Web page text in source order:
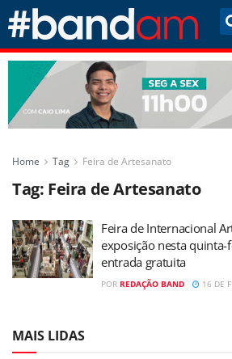
Home Tag Feira de Artesanato
Tag: Feira de Artesanato
Feira de Internacional
exposição nesta
entrada gratuita
POR REDAÇÃO BAND 16 DE
MAIS LIDAS